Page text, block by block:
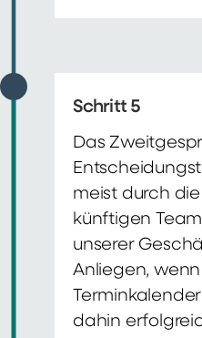
Schritt 5
Das
meist durch
künftigen
unserer
Anliegen,
dahin